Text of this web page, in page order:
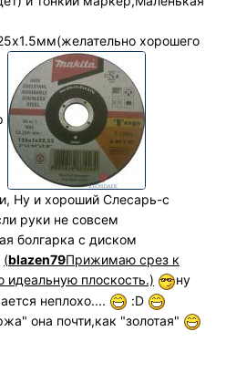
хорошего
Ну и хороший Слесарь-с
руки не совсем
болгарка с диском
(blazen79Прижимаю срез к
идеальную плоскость.)
ну
неплохо....
:D
она почти,как "золотая"